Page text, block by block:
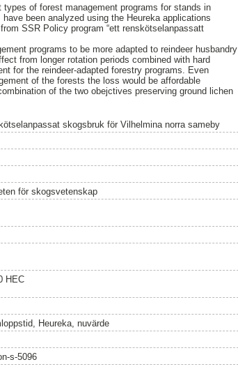
of forest management programs for stands in
been analyzed using the Heureka applications
SSR Policy program “ett renskötselanpassatt
programs to be more adapted to reindeer husbandry
from longer rotation periods combined with hard
for the reindeer-adapted forestry programs. Even
of the forests the loss would be affordable
of the two obejctives preserving ground lichen
skogsbruk för Vilhelmina norra sameby
för skogsvetenskap
HEC
Heureka, nuvärde
s-5096